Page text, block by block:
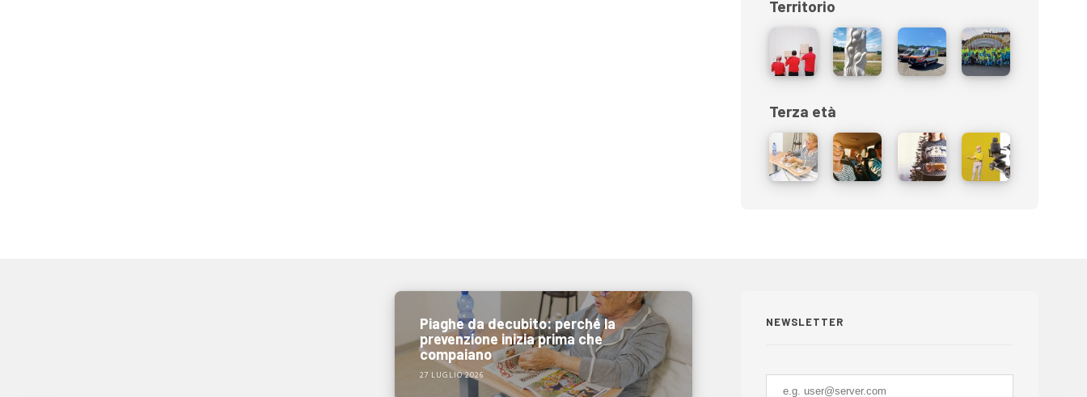
Territorio
Terza età
Piaghe da decubito: perché la
prevenzione inizia prima che
compaiano
27 LUGLIO 2026
NEWSLETTER